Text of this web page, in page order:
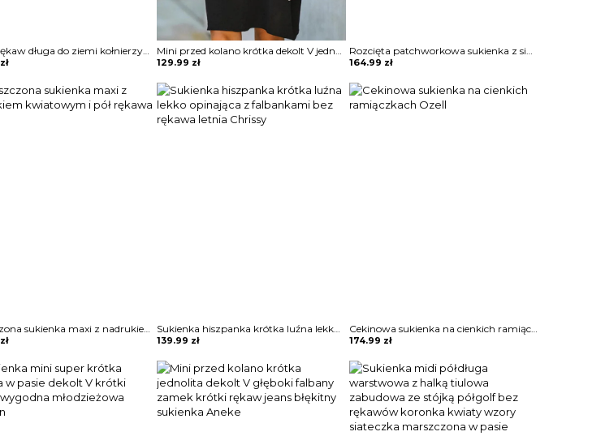
Krótki rękaw długa do ziemi kołnierzyk wiązana pas z koła plisy guziki rozpinana casual sukienka Bertile
zł
Mini przed kolano krótka dekolt V jednolita krótki rękaw luźna prosta lato elegancka sukienka Thorun
129.99 zł
Rozcięta patchworkowa sukienka z siateczki zdobiona Dean
164.99 zł
Marszczona sukienka maxi z nadrukiem kwiatowym i pół rękawa Terrell
zł
Sukienka hiszpanka krótka luźna lekko opinająca z falbankami bez rękawa letnia Chrissy
139.99 zł
Cekinowa sukienka na cienkich ramiączkach Ozell
174.99 zł